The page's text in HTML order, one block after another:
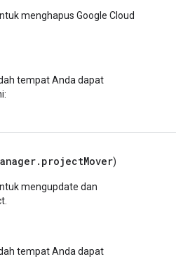
menghapus Google Cloud
tempat Anda dapat
)
mengupdate dan
tempat Anda dapat